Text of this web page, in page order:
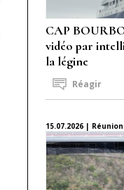
CAP
vidéo par
la légine
Réagir
15.07.2026 | Réunion